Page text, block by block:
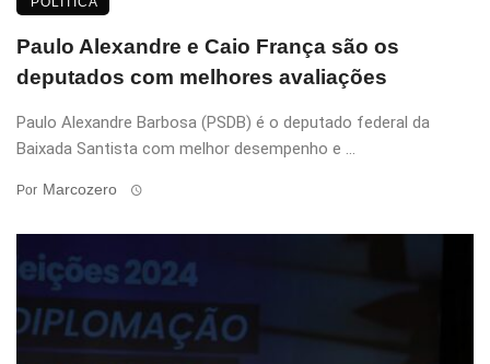
Paulo Alexandre e Caio França são os
deputados com melhores avaliações
Paulo Alexandre Barbosa (PSDB) é o deputado federal da
Baixada Santista com melhor desempenho e ...
Por Marcozero